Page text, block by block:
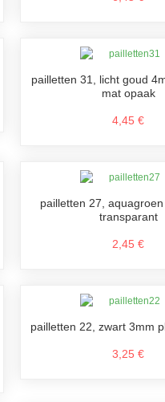
pailletten 31, licht goud
mat opaak
4,45 €
pailletten 27, aquagroen
transparant
2,45 €
pailletten 22, zwart 3mm
3,25 €